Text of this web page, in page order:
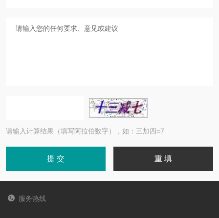
请输入计算结果（填写阿拉伯数字），如：三加四=7
服务热线